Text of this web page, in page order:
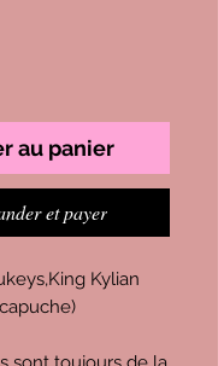
au panier
et payer
Kylian